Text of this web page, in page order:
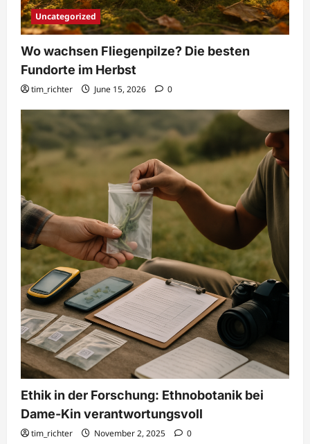
Uncategorized
Wo wachsen Fliegenpilze? Die besten
Fundorte im Herbst
tim_richter June 15, 2026 0
Ethik in der Forschung: Ethnobotanik bei
Dame-Kin verantwortungsvoll
tim_richter November 2, 2025 0